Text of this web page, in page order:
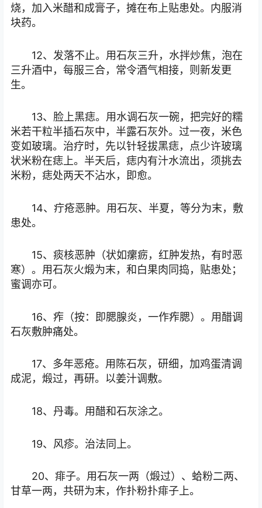
烧，加入米醋和成膏子，摊在布上贴患处。内服消
块药。
12、发落不止。用石灰三升，水拌炒焦，泡在
三升酒中，每服三合，常令酒气相接，则新发更
生。
13、脸上黑痣。用水调石灰一碗，把完好的糯
米若干粒半插石灰中，半露石灰外。过一夜，米色
变如玻璃。治疗时，先以针轻拔黑痣，点少许玻璃
状米粉在痣上。半天后，痣内有汁水流出，须挑去
米粉，痣处两天不沾水，即愈。
14、疔疮恶肿。用石灰、半夏，等分为末，敷
患处。
15、痰核恶肿（状如瘰疬，红肿发热，有时恶
寒）。用石灰火煅为末，和白果肉同捣，贴患处；
蜜调亦可。
16、痄（按：即腮腺炎，一作痄腮）。用醋调
石灰敷肿痛处。
17、多年恶疮。用陈石灰，研细，加鸡蛋清调
成泥，煅过，再研。以姜汁调敷。
18、丹毒。用醋和石灰涂之。
19、风疹。治法同上。
20、痱子。用石灰一两（煅过）、蛤粉二两、
甘草一两，共研为末，作扑粉扑痱子上。